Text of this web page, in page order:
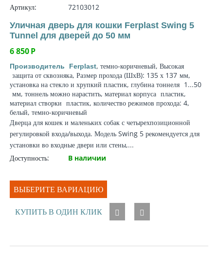
Артикул: 72103012
Уличная дверь для кошки Ferplast Swing 5
Tunnel для дверей до 50 мм
6 850Р
Производитель Ferplast, темно-коричневый, Высокая
защита от сквозняка, Размер прохода (ШхВ): 135 х 137 мм,
установка на стекло и хрупкий пластик, глубина тоннеля 1...50
мм, тоннель можно нарастить, материал корпуса пластик,
материал створки пластик, количество режимов прохода: 4,
белый, темно-коричневый
Дверца для кошек и маленьких собак с четырехпозиционной
регулировкой входа/выхода. Модель Swing 5 рекомендуется для
установки во входные двери или стены,...
Доступность:
В наличии
ВЫБЕРИТЕ ВАРИАЦИЮ
КУПИТЬ В ОДИН КЛИК